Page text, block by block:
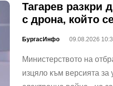
Тагарев разкри
с дрона, който
БургасИнфо 09.08.2026
Министерството на
изцяло към версията за